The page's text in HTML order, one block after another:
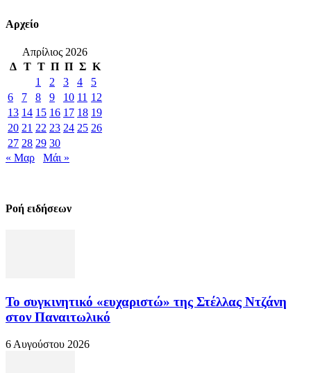
Αρχείο
Απρίλιος 2026
Δ Τ Τ Π Π Σ Κ
1
2 3 4
5
6
7 8 9 10 11 12
13 14 15 16 17 18 19
20 21 22 23 24 25 26
27 28 29 30
« Μαρ
Μάι »
Ροή ειδήσεων
Το συγκινητικό «ευχαριστώ» της Στέλλας Ντζάνη
στον Παναιτωλικό
6 Αυγούστου 2026